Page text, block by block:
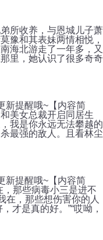
所收养，与恩城儿子萧
豫和其表妹两情相悦，
海北游走了一年多，又
里，她认识了很多奇奇
新提醒哦~【内容简
美女总裁开启同居生
我是你永远无法攀越的
最强的敌人。且看林尘
新提醒哦~【内容简
，那些病毒小三是进不
在，那些想伤害你的人
才是真的好。”“哎呦，